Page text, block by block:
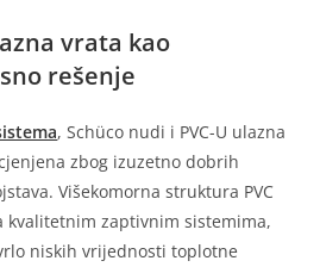
vrata kao
rešenje
, Schüco nudi i PVC-U ulazna
zbog izuzetno dobrih
Višekomorna struktura PVC
kvalitetnim zaptivnim sistemima,
niskih vrijednosti toplotne